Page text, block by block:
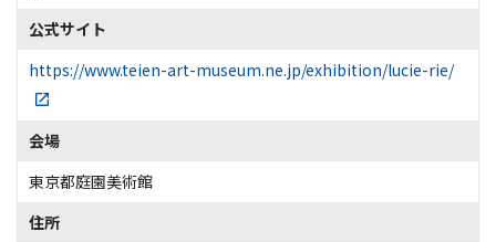
公式サイト
https://www.teien-art-museum.ne.jp/exhibition/lucie-rie/
会場
東京都庭園美術館
住所